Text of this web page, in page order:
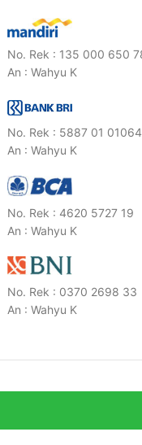
No. Rek : 135 000 650
An : Wahyu K
No. Rek : 5887 01
An : Wahyu K
No. Rek : 4620 5727 19
An : Wahyu K
No. Rek : 0370 2698 33
An : Wahyu K